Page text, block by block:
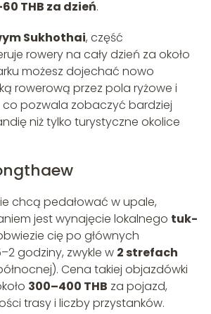
THB za dzień.
Sukhothai, część
rowery na cały dzień za około
możesz dojechać nowo
rowerową przez pola ryżowe i
co pozwala zobaczyć bardziej
niż tylko turystyczne okolice
chcą pedałować w upale,
jest wynajęcie lokalnego tuk-
cię po głównych
godziny, zwykle w 2 strefach
Cena takiej objazdówki
300–400 THB za pojazd,
trasy i liczby przystanków.